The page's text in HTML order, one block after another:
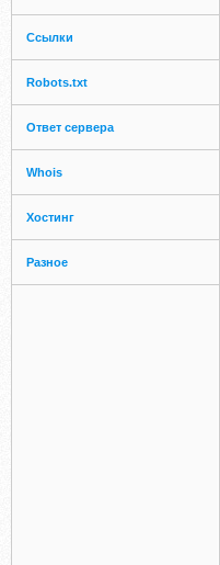
Ссылки
Robots.txt
Ответ сервера
Whois
Хостинг
Разное